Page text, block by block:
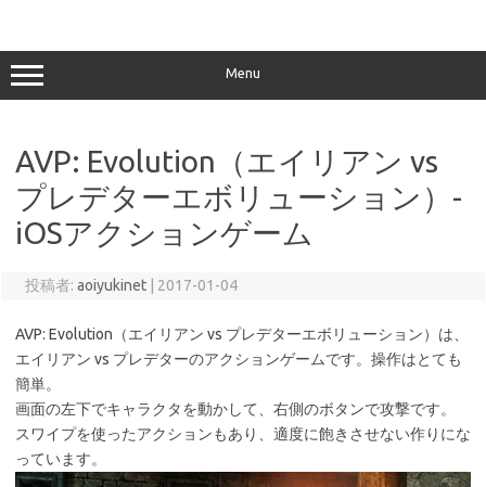
Menu
AVP: Evolution（エイリアン vs
プレデターエボリューション）-
iOSアクションゲーム
投稿者: aoiyukinet 2017-01-04
AVP: Evolution（エイリアン vs プレデターエボリューション）は、
エイリアン vs プレデターのアクションゲームです。操作はとても
簡単。
画面の左下でキャラクタを動かして、右側のボタンで攻撃です。
スワイプを使ったアクションもあり、適度に飽きさせない作りにな
っています。